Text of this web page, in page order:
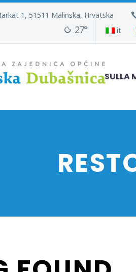
1, 51511 Malinska, Hrvatska
27° it
SULLA